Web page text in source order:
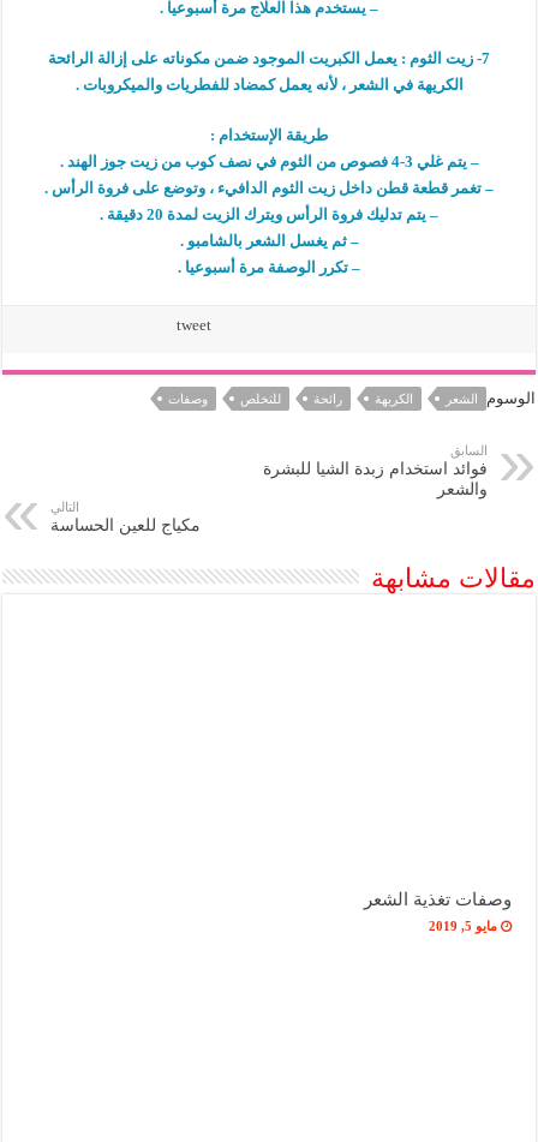
– يستخدم هذا العلاج مرة أسبوعيا .
7- زيت الثوم : يعمل الكبريت الموجود ضمن مكوناته على إزالة الرائحة
الكريهة في الشعر ، لأنه يعمل كمضاد للفطريات والميكروبات .
طريقة الإستخدام :
– يتم غلي 3-4 فصوص من الثوم في نصف كوب من زيت جوز الهند .
– تغمر قطعة قطن داخل زيت الثوم الدافيء ، وتوضع على فروة الرأس .
– يتم تدليك فروة الرأس ويترك الزيت لمدة 20 دقيقة .
– ثم يغسل الشعر بالشامبو .
– تكرر الوصفة مرة أسبوعيا .
tweet
الوسوم الشعر الكريهة رائحة للتخلص وصفات
السابق
فوائد استخدام زبدة الشيا للبشرة
والشعر
التالي
مكياج للعين الحساسة
مقالات مشابهة
وصفات تغذية الشعر
مايو 5, 2019